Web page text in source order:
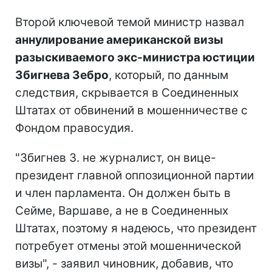
Второй ключевой темой министр назвал
аннулирование американской визы
разыскиваемого экс-министра юстиции
Збигнева Зебро, который, по данным
следствия, скрывается в Соединенных
Штатах от обвинений в мошенничестве с
Фондом правосудия.
"Збигнев З. не журналист, он вице-
президент главной оппозиционной партии
и член парламента. Он должен быть в
Сейме, Варшаве, а не в Соединенных
Штатах, поэтому я надеюсь, что президент
потребует отмены этой мошеннической
визы", - заявил чиновник, добавив, что